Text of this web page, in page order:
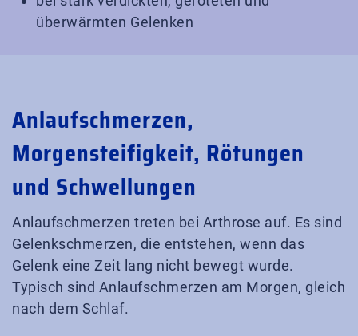
überwärmten Gelenken
Anlaufschmerzen,
Morgensteifigkeit, Rötungen
und Schwellungen
Anlaufschmerzen treten bei Arthrose auf. Es sind
Gelenkschmerzen, die entstehen, wenn das
Gelenk eine Zeit lang nicht bewegt wurde.
Typisch sind Anlaufschmerzen am Morgen, gleich
nach dem Schlaf.